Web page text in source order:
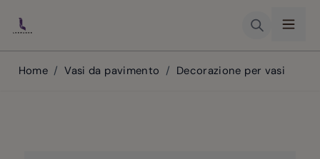
Home / Vasi da pavimento / Decorazione per vasi